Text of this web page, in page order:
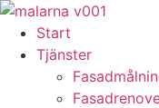
Skip
content
Start
Tjänster